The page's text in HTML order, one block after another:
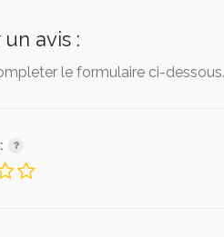
avis :
le formulaire ci-dessous.